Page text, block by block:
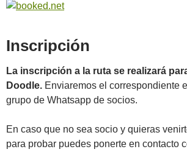
Inscripción
La inscripción a la ruta se realizará
Doodle. Enviaremos el correspondiente
grupo de Whatsapp de socios.
En caso que no sea socio y quieras
para probar puedes ponerte en contacto